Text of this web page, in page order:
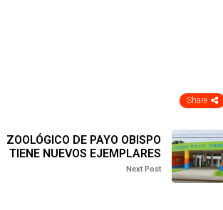
Share
ZOOLÓGICO DE PAYO OBISPO
TIENE NUEVOS EJEMPLARES
Next Post